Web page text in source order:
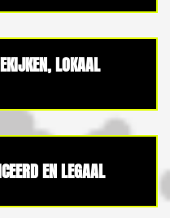
LOKAAL
EN LEGAAL